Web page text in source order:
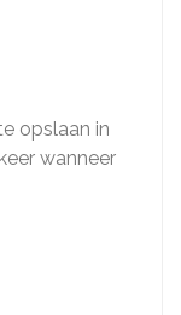
opslaan in
wanneer